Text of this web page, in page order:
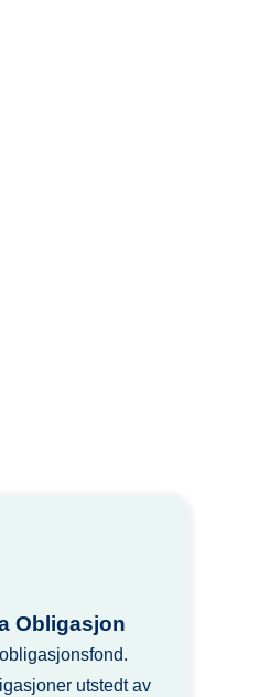
Obligasjon
utstedt av